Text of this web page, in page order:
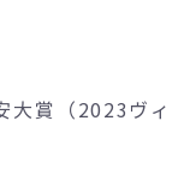
大賞（2023ヴィ